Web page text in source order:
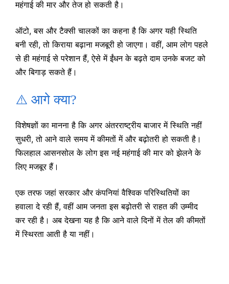
महंगाई की मार और तेज हो सकती है।
ऑटो, बस और टैक्सी चालकों का कहना है कि अगर यही स्थिति
बनी रही, तो किराया बढ़ाना मजबूरी हो जाएगा। वहीं, आम लोग पहले
से ही महंगाई से परेशान हैं, ऐसे में ईंधन के बढ़ते दाम उनके बजट को
और बिगाड़ सकते हैं।
⚠️ आगे क्या?
विशेषज्ञों का मानना है कि अगर अंतरराष्ट्रीय बाजार में स्थिति नहीं
सुधरी, तो आने वाले समय में कीमतों में और बढ़ोतरी हो सकती है।
फिलहाल आसनसोल के लोग इस नई महंगाई की मार को झेलने के
लिए मजबूर हैं।
एक तरफ जहां सरकार और कंपनियां वैश्विक परिस्थितियों का
हवाला दे रही हैं, वहीं आम जनता इस बढ़ोतरी से राहत की उम्मीद
कर रही है। अब देखना यह है कि आने वाले दिनों में तेल की कीमतों
में स्थिरता आती है या नहीं।